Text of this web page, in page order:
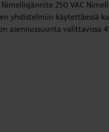
250 VAC
yhdistelmiin käytettäessä
asennussuunta valittavissa